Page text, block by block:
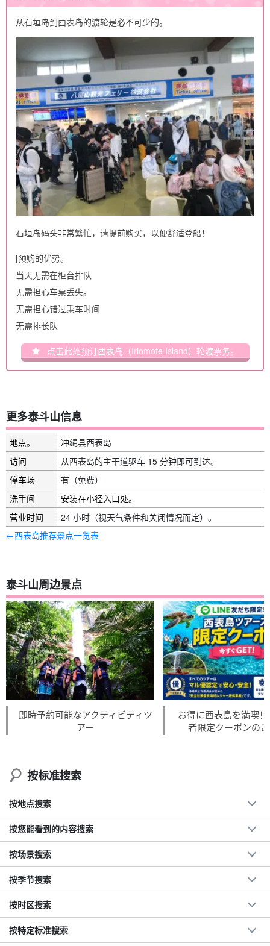
从石垣岛到西表岛的渡轮是必不可少的。
石垣岛码头非常繁忙，请提前购买，以便舒适登船！
[预购的优势。
当天无需在柜台排队
无需担心车票丢失。
无需担心错过乘车时间
无需排长队
点击此处预订西表岛（Iriomote Island）轮渡票务。
更多泰斗山信息
地点。
冲绳县西表岛
访问
从西表岛的主干道驱车 15 分钟即可到达。
停车场
有（免费）
洗手间
安装在小径入口处。
营业时间
24 小时（视天气条件和关闭情况而定）。
←西表岛推荐景点一览表
泰斗山周边景点
即時予約可能なアクティビティツ
アー
お得に西表島を満喫
者限定クーポンの
按标准搜索
按地点搜索
按您能看到的内容搜索
按场景搜索
按季节搜索
按时区搜索
按特定标准搜索